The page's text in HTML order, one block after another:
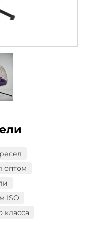
оптом
ISO
класса